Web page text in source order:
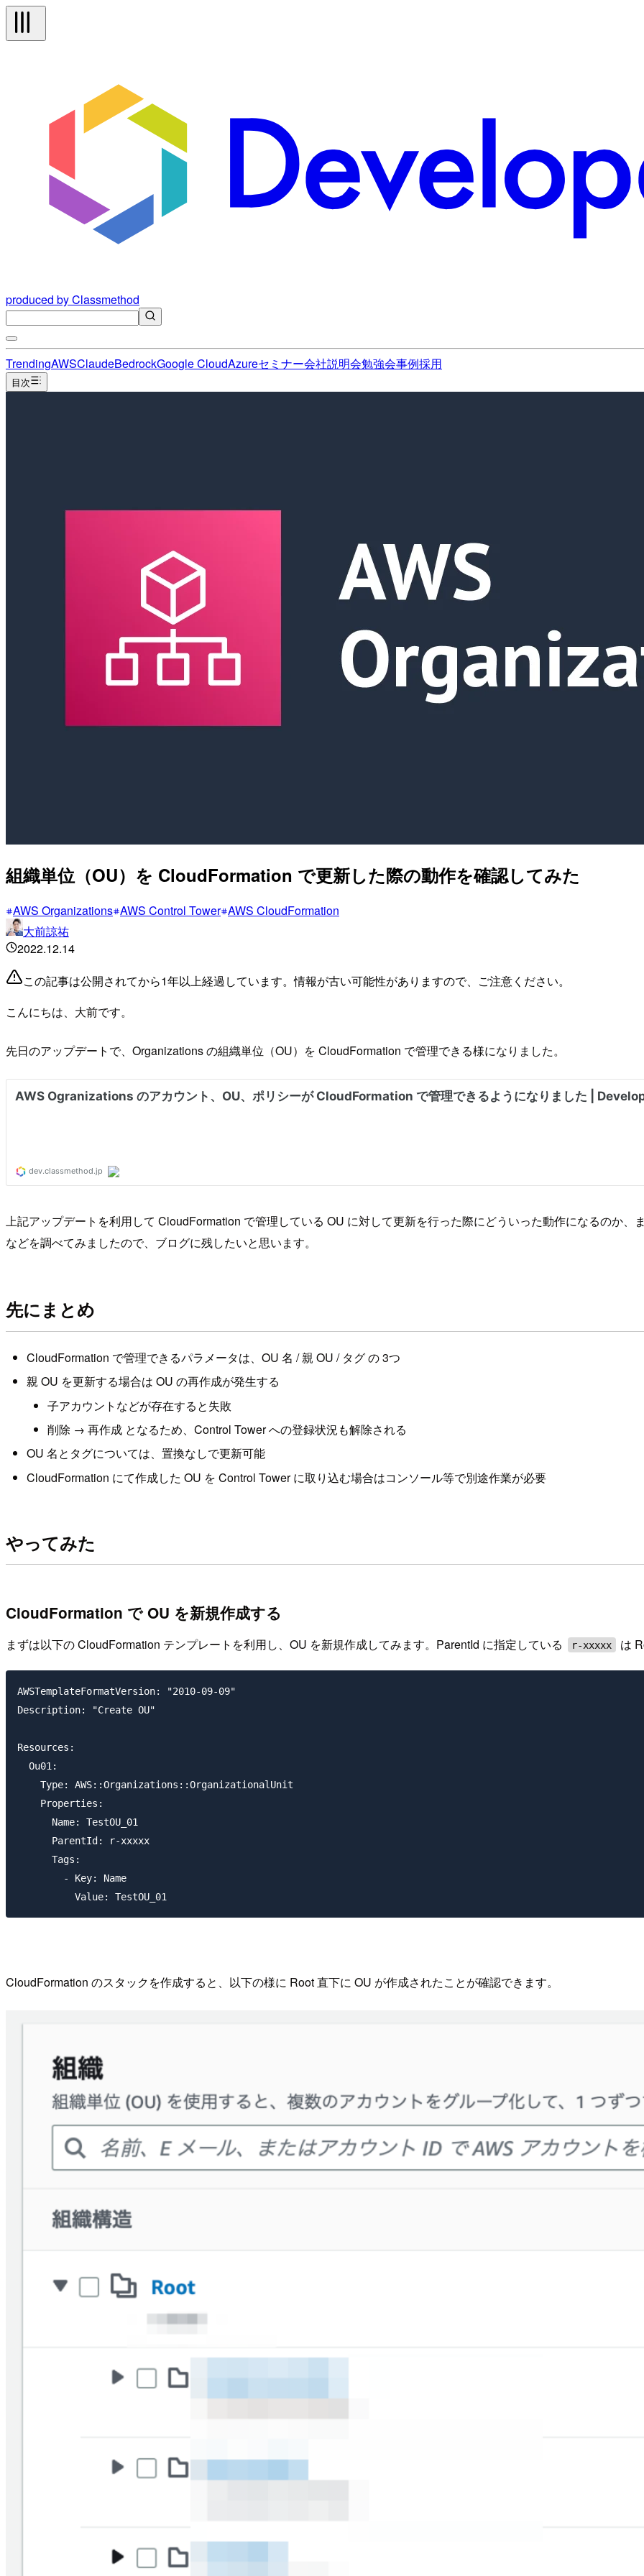
produced by Classmethod
TrendingAWSClaudeBedrockGoogle CloudAzureセミナー会社説明会勉強会事例採用
目次
組織単位（OU）を CloudFormation で更新した際の動作を確認してみた
AWS Organizations AWS Control Tower AWS CloudFormation
大前諒祐
2022.12.14
この記事は公開されてから1年以上経過しています。情報が古い可能性がありますので、ご注意ください。
こんにちは、大前です。
先日のアップデートで、Organizations の組織単位（OU）を CloudFormation で管理できる様になりました。
上記アップデートを利用して CloudFormation で管理している OU に対して更新を行った際にどういった動作になるのか、
などを調べてみましたので、ブログに残したいと思います。
先にまとめ
CloudFormation で管理できるパラメータは、OU 名 / 親 OU / タグ の 3つ
親 OU を更新する場合は OU の再作成が発生する
子アカウントなどが存在すると失敗
削除 → 再作成 となるため、Control Tower への登録状況も解除される
OU 名とタグについては、置換なしで更新可能
CloudFormation にて作成した OU を Control Tower に取り込む場合はコンソール等で別途作業が必要
やってみた
CloudFormation で OU を新規作成する
まずは以下の CloudFormation テンプレートを利用し、OU を新規作成してみます。ParentId に指定している r-xxxxx は
AWSTemplateFormatVersion: "2010-09-09"
Description: "Create OU"
Resources:
  Ou01:
    Type: AWS::Organizations::OrganizationalUnit
    Properties:
      Name: TestOU_01
      ParentId: r-xxxxx
      Tags:
        - Key: Name
CloudFormation のスタックを作成すると、以下の様に Root 直下に OU が作成されたことが確認できます。